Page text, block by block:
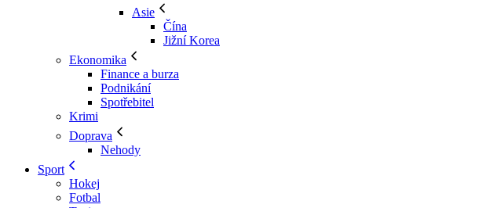
Asie
Čína
Jižní Korea
Ekonomika
Finance a burza
Podnikání
Spotřebitel
Krimi
Doprava
Nehody
Sport
Hokej
Fotbal